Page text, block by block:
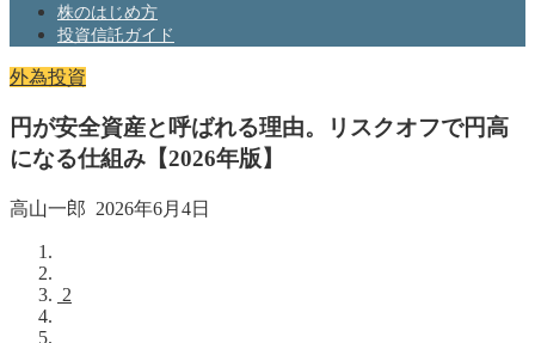
株のはじめ方
投資信託ガイド
外為投資
円が安全資産と呼ばれる理由。リスクオフで円高
になる仕組み【2026年版】
高山一郎 2026年6月4日
2